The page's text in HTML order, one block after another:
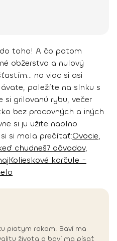
toho! A čo potom
obžerstvo a nulový
no viac si asi
poležíte na slnku s
grilovanú rybu, večer
bez pracovných a iných
si ju užite naplno
si mala prečítať:Ovocie,
chudneš7 dôvodov,
Kolieskové korčule -
piatym rokom. Baví ma
života a baví ma písať